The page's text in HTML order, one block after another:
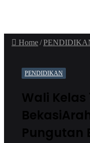
Home/
PENDIDIKAN
Wali Kelas
Pungutan